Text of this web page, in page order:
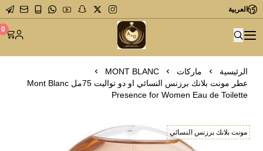
العربية
متجر عاشق العطور 0
الرئيسية ماركات
MONT BLANC
عطر مونت بلانك برزنس النسائي او دو تواليت 75مل Mont Blanc
Presence for Women Eau de Toilette
مونت بلانك برزنس النسائي